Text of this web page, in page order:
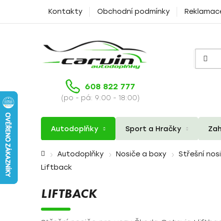
Kontakty Obchodní podmínky
608 822 777
(po - pá: 9:00 - 18:00)
Autodoplňky Sport a Hračky
Domů Autodoplňky Nosiče a boxy Střešní
Liftback
LIFTBACK